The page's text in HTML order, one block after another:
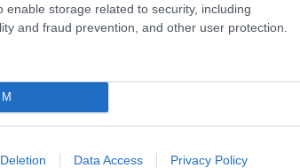
enable storage related to security, including
and fraud prevention, and other user protection.
Data Access Privacy Policy
επαγγελματικά του
αναγορεύτηκα
University.
τρία χρόνια διδάσκω
το Νο4 κινηματογραφικό